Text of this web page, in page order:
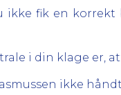
ikke fik en
i din klage er, at:
ikke